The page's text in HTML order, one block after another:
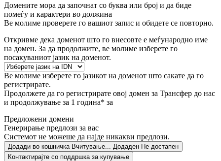
Домените мора да започнат со буква или број и да биде
помеѓу и карактери во должина
Ве молиме проверете го вашиот запис и обидете се повторно.
Откривме дека доменот што го внесовте е меѓународно име
на домен. За да продолжите, ве молиме изберете го
посакуваниот јазик на доменот.
Ве молиме изберете го јазикот на доменот што сакате да го
регистрирате.
Продолжете да го регистрирате овој домен за Трансфер до нас
и продолжување за 1 година* за
Предложени домени
Генерирање предлози за вас
Системот не можеше да најде никакви предлози.
Додади во кошничка Вчитување... Додаден Не достапен
Контактирајте со поддршка за купување